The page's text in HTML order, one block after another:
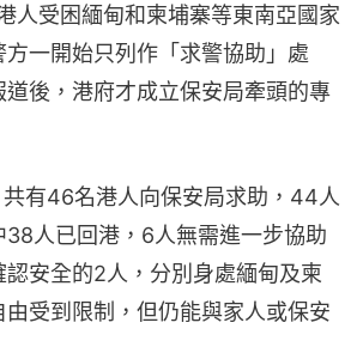
人受困緬甸和柬埔寨等東南亞國家
一開始只列作「求警協助」處
後，港府才成立保安局牽頭的專
有46名港人向保安局求助，44人
38人已回港，6人無需進一步協助
安全的2人，分別身處緬甸及柬
受到限制，但仍能與家人或保安